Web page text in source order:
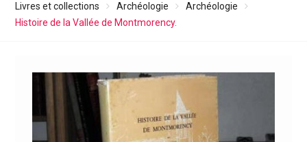
Livres et collections Archéologie
Archéologie
Histoire de la Vallée de Montmorency.